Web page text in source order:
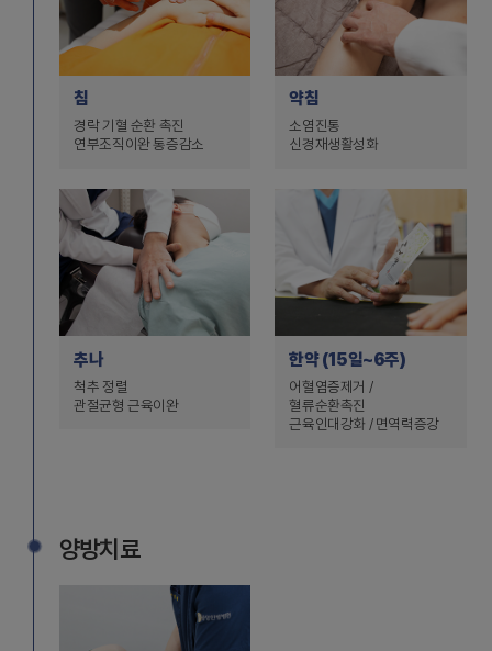
침
경락 기혈 순환 촉진
연부조직이완 통증감소
약침
소염진통
신경재생활성화
추나
척추 정렬
관절균형 근육이완
한약 (15일~6주)
어혈염증제거 /
혈류순환촉진
근육인대강화 / 면역력증강
양방치료